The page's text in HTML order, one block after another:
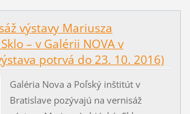
výstavy Mariusza
– v Galérii NOVA v
potrvá do 23. 10. 2016)
Galéria Nova a Poľský inštitút v
Bratislave pozývajú na vernisáž